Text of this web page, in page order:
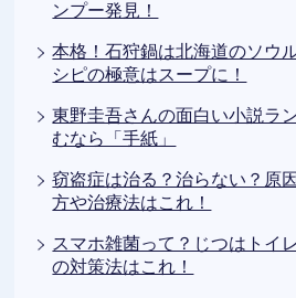
ンプー発見！
本格！石狩鍋は北海道のソウ
シピの極意はスープに！
東野圭吾さんの面白い小説ラ
むなら「手紙」
窃盗症は治る？治らない？原
方や治療法はこれ！
スマホ雑菌って？じつはトイ
の対策法はこれ！